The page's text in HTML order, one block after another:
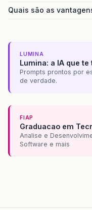
Quais são as
LUMINA
Lumina: a IA que
Prompts prontos por
de verdade.
FIAP
Graduacao em
Analise e
Software e mais